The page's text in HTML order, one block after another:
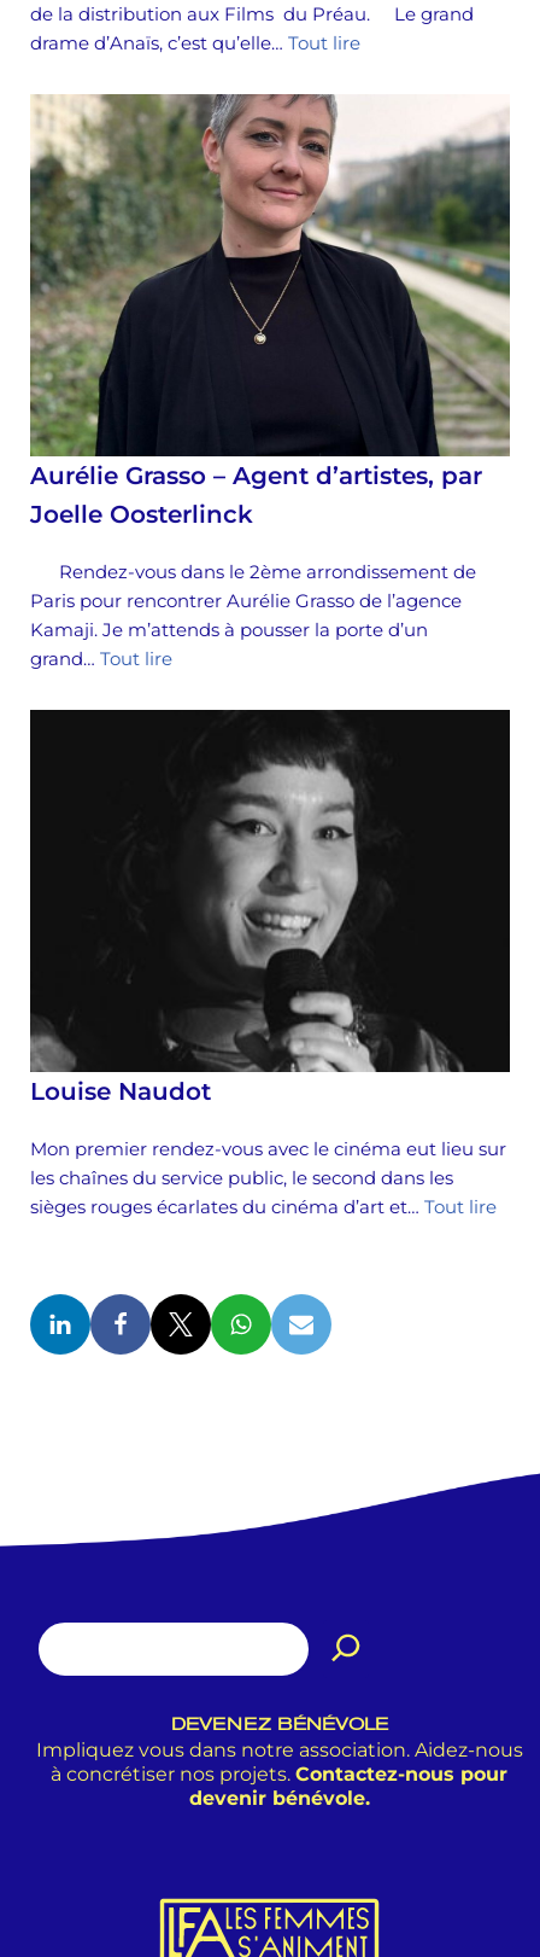
de la distribution aux Films du Préau. Le grand
drame d’Anaïs, c’est qu’elle… Tout lire
Aurélie Grasso – Agent d’artistes, par
Joelle Oosterlinck
Rendez-vous dans le 2ème arrondissement de
Paris pour rencontrer Aurélie Grasso de l’agence
Kamaji. Je m’attends à pousser la porte d’un
grand… Tout lire
Louise Naudot
Mon premier rendez-vous avec le cinéma eut lieu sur
les chaînes du service public, le second dans les
sièges rouges écarlates du cinéma d’art et… Tout lire
DEVENEZ BÉNÉVOLE
Impliquez vous dans notre association. Aidez-nous
à concrétiser nos projets. Contactez-nous pour
devenir bénévole.